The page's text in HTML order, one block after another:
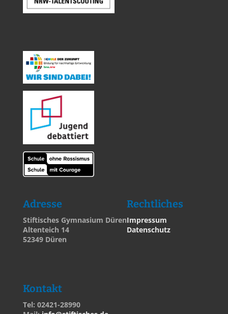
Adresse
Stiftisches Gymnasium Düren
Altenteich 14
52349 Düren
Rechtliches
Impressum
Datenschutz
Kontakt
Tel: 02421-28990